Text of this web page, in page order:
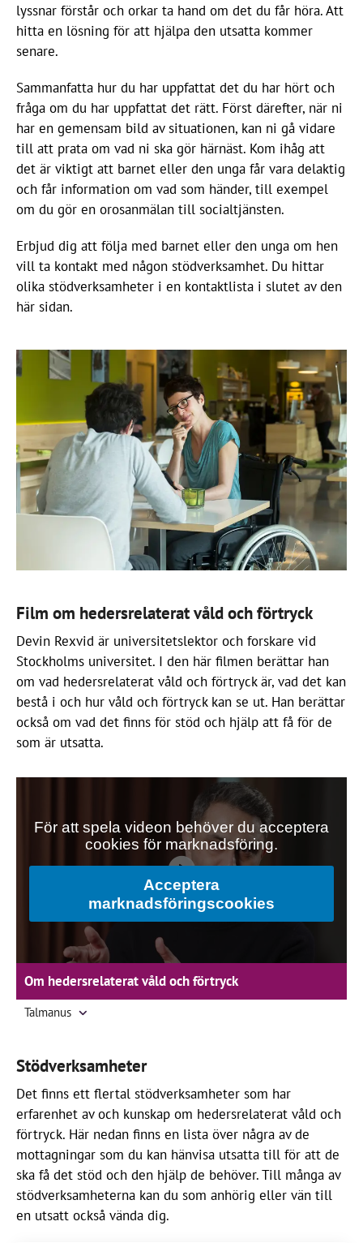
lyssnar förstår och orkar ta hand om det du får höra. Att
hitta en lösning för att hjälpa den utsatta kommer
senare.
Sammanfatta hur du har uppfattat det du har hört och
fråga om du har uppfattat det rätt. Först därefter, när ni
har en gemensam bild av situationen, kan ni gå vidare
till att prata om vad ni ska gör härnäst. Kom ihåg att
det är viktigt att barnet eller den unga får vara delaktig
och får information om vad som händer, till exempel
om du gör en orosanmälan till socialtjänsten.
Erbjud dig att följa med barnet eller den unga om hen
vill ta kontakt med någon stödverksamhet. Du hittar
olika stödverksamheter i en kontaktlista i slutet av den
här sidan.
Film om hedersrelaterat våld och förtryck
Devin Rexvid är universitetslektor och forskare vid
Stockholms universitet. I den här filmen berättar han
om vad hedersrelaterat våld och förtryck är, vad det kan
bestå i och hur våld och förtryck kan se ut. Han berättar
också om vad det finns för stöd och hjälp att få för de
som är utsatta.
För att spela videon behöver du acceptera
cookies för marknadsföring.
Acceptera
marknadsföringscookies
Om hedersrelaterat våld och förtryck
Talmanus
Stödverksamheter
Det finns ett flertal stödverksamheter som har
erfarenhet av och kunskap om hedersrelaterat våld och
förtryck. Här nedan finns en lista över några av de
mottagningar som du kan hänvisa utsatta till för att de
ska få det stöd och den hjälp de behöver. Till många av
stödverksamheterna kan du som anhörig eller vän till
en utsatt också vända dig.